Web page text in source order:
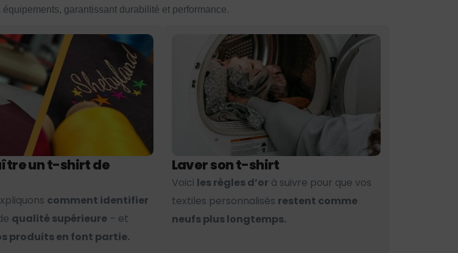
garantissant durabilité et performance.
un t-shirt de
comment identifier
qualité supérieure – et
produits en font partie.
Laver son t-shirt
Voici les règles d’or à suivre pour que vos
textiles personnalisés restent comme
neufs plus longtemps.